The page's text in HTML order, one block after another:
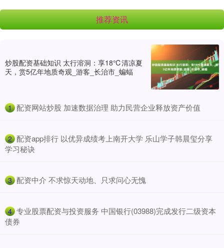
推荐资讯
炒股配资基础知识 太行溶洞：享18℃清凉夏
天，赏5亿年地质奇观_游客_长治市_蝙蝠
1 ​配资网站炒股 加速数据治理 助力民营企业释放资产价值
2 ​配资app排行 以优异成绩考上南开大学 乐山学子韩晨玺分享
学习秘诀
3 ​配资中介 不求惊天动地、只求问心无愧
4 ​专业股票配资与投资服务 中国银行(03988)完成发行二级资本
债券